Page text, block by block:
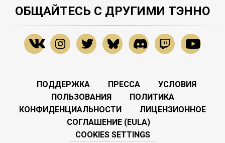
ОБЩАЙТЕСЬ С ДРУГИМИ ТЭННО
ПОДДЕРЖКА ПРЕССА
УСЛОВИЯ
ПОЛЬЗОВАНИЯ
ПОЛИТИКА
КОНФИДЕНЦИАЛЬНОСТИ
ЛИЦЕНЗИОННОЕ
СОГЛАШЕНИЕ (EULA)
COOKIES SETTINGS